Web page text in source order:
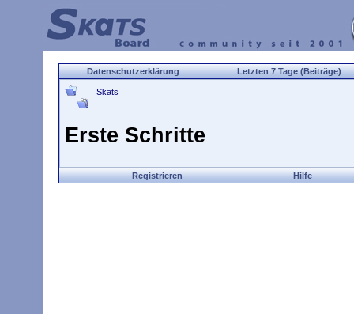
Datenschutzerklärung Letzten 7 Tage (Beiträge)
Skats
Erste Schritte
Registrieren Hilfe